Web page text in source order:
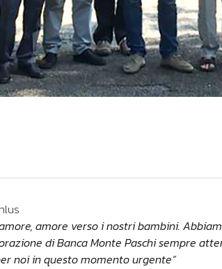
amore verso i nostri bambini.
di Banca Monte Paschi sempre
noi in questo momento urgente”